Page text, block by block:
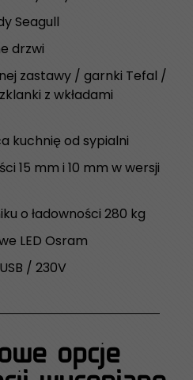
Seagull
drzwi
zastawy / garnki Tefal /
z wkładami
kuchnię od sypialni
15 mm i 10 mm w wersji
o ładowności 280 kg
LED Osram
/ 230V
opcje